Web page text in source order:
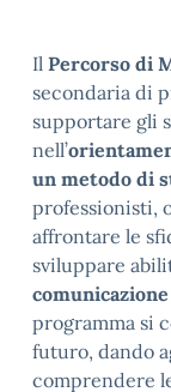
Il Percorso di
secondaria di
supportare gli
nell’
un metodo di
professionisti,
affrontare le
sviluppare
comunicazione
programma si
futuro, dando
comprendere